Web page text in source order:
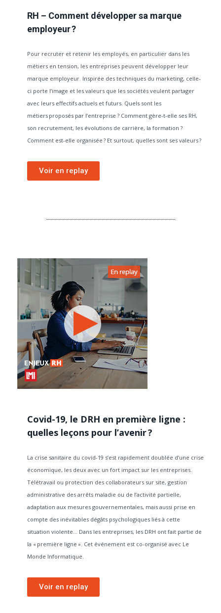
RH – Comment développer sa marque
employeur ?
Pour recruter et retenir les employés, en particulier dans les
métiers en tension, les entreprises peuvent développer leur
marque employeur. Inspirée des techniques du marketing, celle-
ci porte l’image et les valeurs que les sociétés veulent partager
avec leurs effectifs actuels et futurs. Quels sont les
métiers proposés par l’entreprise ? Comment gère-t-elle ses RH,
son recrutement, les évolutions de carrière, la formation ?
Comment est-elle organisée ? Et surtout, quelles sont ses valeurs ?
Voir en replay
Covid-19, le DRH en première ligne :
quelles leçons pour l’avenir ?
La crise sanitaire du covid-19 s’est rapidement doublée d’une crise
économique, les deux avec un fort impact sur les entreprises.
Télétravail ou protection des collaborateurs sur site, gestion
administrative des arrêts maladie ou de l’activité partielle,
adaptation aux mesures gouvernementales, mais aussi prise en
compte des inévitables dégâts psychologiques liés à cette
situation violente… Dans les entreprises, les DRH ont fait partie de
la « première ligne ». Cet événement est co-organisé avec Le
Monde Informatique.
Voir en replay